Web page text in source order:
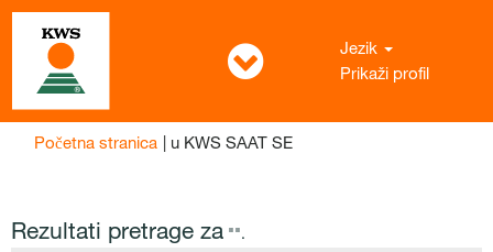
Jezik
Prikaži profil
Početna stranica | u KWS SAAT SE(trenutna
Rezultati pretrage za "".